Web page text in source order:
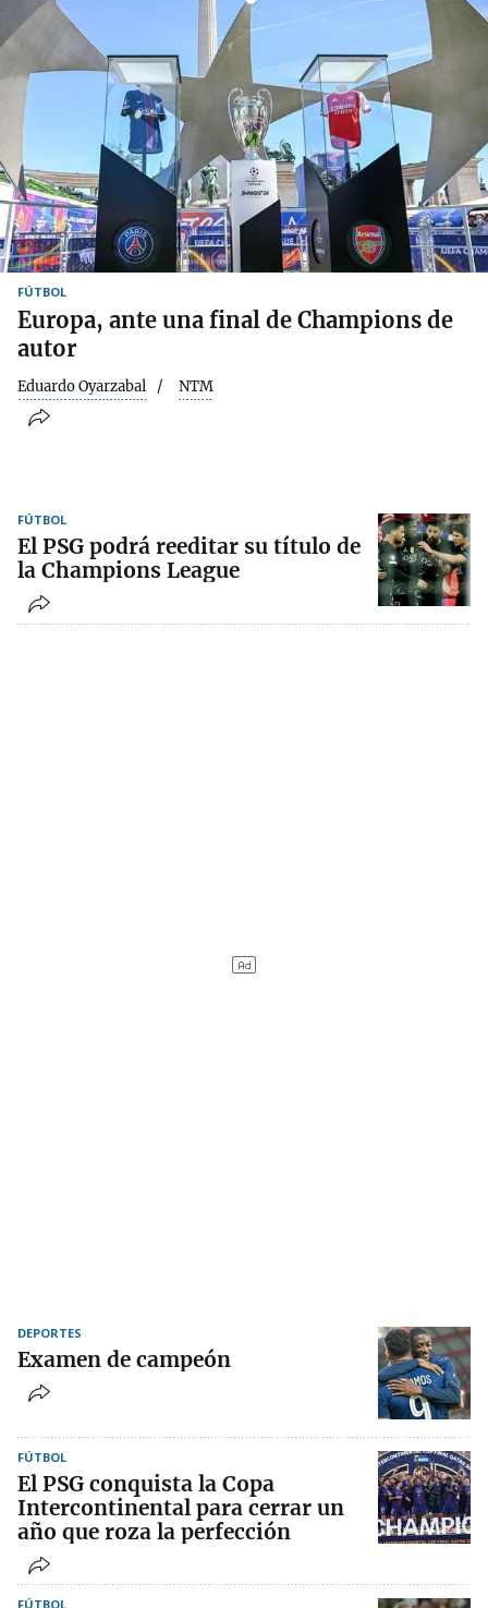
FÚTBOL
Europa, ante una final de Champions de
autor
Eduardo Oyarzabal NTM
FÚTBOL
El PSG podrá reeditar su título de
la Champions League
DEPORTES
Examen de campeón
FÚTBOL
El PSG conquista la Copa
Intercontinental para cerrar un
año que roza la perfección
FÚTBOL